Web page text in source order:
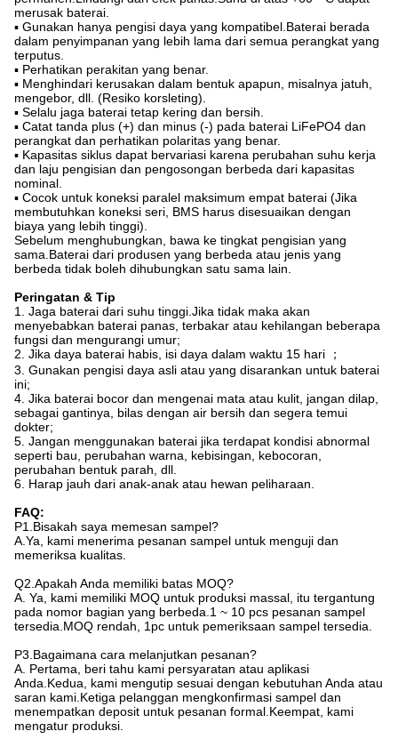
merusak baterai.
▪ Gunakan hanya pengisi daya yang kompatibel.Baterai berada
dalam penyimpanan yang lebih lama dari semua perangkat yang
terputus.
▪ Perhatikan perakitan yang benar.
▪ Menghindari kerusakan dalam bentuk apapun, misalnya jatuh,
mengebor, dll. (Resiko korsleting).
▪ Selalu jaga baterai tetap kering dan bersih.
▪ Catat tanda plus (+) dan minus (-) pada baterai LiFePO4 dan
perangkat dan perhatikan polaritas yang benar.
▪ Kapasitas siklus dapat bervariasi karena perubahan suhu kerja
dan laju pengisian dan pengosongan berbeda dari kapasitas
nominal.
▪ Cocok untuk koneksi paralel maksimum empat baterai (Jika
membutuhkan koneksi seri, BMS harus disesuaikan dengan
biaya yang lebih tinggi).
Sebelum menghubungkan, bawa ke tingkat pengisian yang
sama.Baterai dari produsen yang berbeda atau jenis yang
berbeda tidak boleh dihubungkan satu sama lain.
Peringatan & Tip
1. Jaga baterai dari suhu tinggi.Jika tidak maka akan
menyebabkan baterai panas, terbakar atau kehilangan beberapa
fungsi dan mengurangi umur;
2. Jika daya baterai habis, isi daya dalam waktu 15 hari ；
3. Gunakan pengisi daya asli atau yang disarankan untuk baterai
ini;
4. Jika baterai bocor dan mengenai mata atau kulit, jangan dilap,
sebagai gantinya, bilas dengan air bersih dan segera temui
dokter;
5. Jangan menggunakan baterai jika terdapat kondisi abnormal
seperti bau, perubahan warna, kebisingan, kebocoran,
perubahan bentuk parah, dll.
6. Harap jauh dari anak-anak atau hewan peliharaan.
FAQ:
P1.Bisakah saya memesan sampel?
A.Ya, kami menerima pesanan sampel untuk menguji dan
memeriksa kualitas.
Q2.Apakah Anda memiliki batas MOQ?
A. Ya, kami memiliki MOQ untuk produksi massal, itu tergantung
pada nomor bagian yang berbeda.1 ~ 10 pcs pesanan sampel
tersedia.MOQ rendah, 1pc untuk pemeriksaan sampel tersedia.
P3.Bagaimana cara melanjutkan pesanan?
A. Pertama, beri tahu kami persyaratan atau aplikasi
Anda.Kedua, kami mengutip sesuai dengan kebutuhan Anda atau
saran kami.Ketiga pelanggan mengkonfirmasi sampel dan
menempatkan deposit untuk pesanan formal.Keempat, kami
mengatur produksi.